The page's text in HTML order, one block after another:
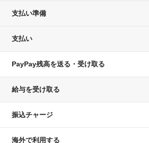
支払い準備
支払い
PayPay残高を送る・受け取る
給与を受け取る
振込チャージ
海外で利用する